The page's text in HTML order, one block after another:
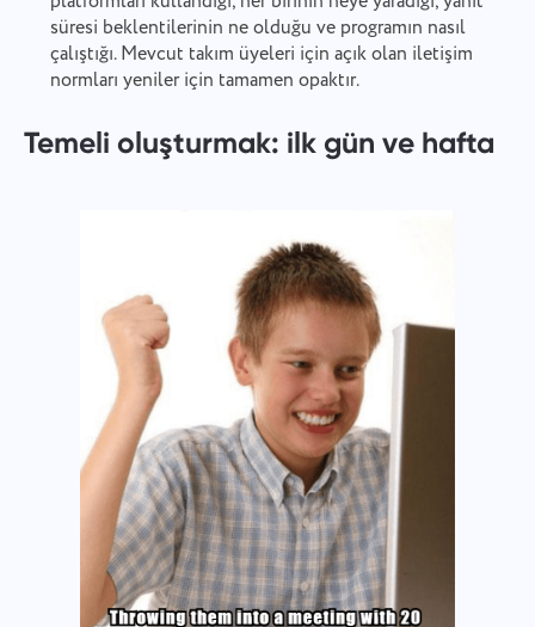
süresi beklentilerinin ne olduğu ve programın nasıl
çalıştığı. Mevcut takım üyeleri için açık olan iletişim
normları yeniler için tamamen opaktır.
Temeli oluşturmak: ilk gün ve hafta